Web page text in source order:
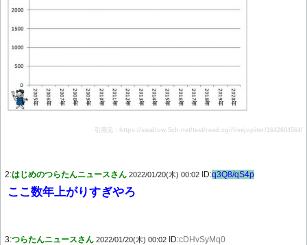
引用元：https://swallow.5ch.net/test/read.cgi/livejupiter/1642604564/
2:はじめのつらたんニュースさん 2022/01/20(木) 00:02 ID:q3Q8/qS4p
ここ数年上がりすぎやろ
3:つらたんニュースさん 2022/01/20(木) 00:02 ID:cDHvSyMq0